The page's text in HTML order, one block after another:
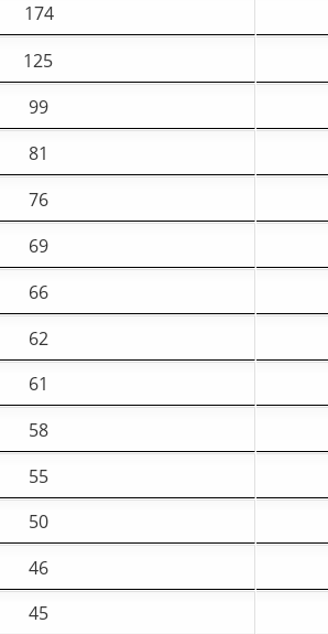
174
125
99
81
76
69
66
62
61
58
55
50
46
45